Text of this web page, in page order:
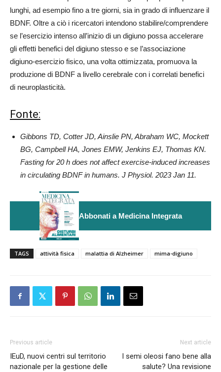
lunghi, ad esempio fino a tre giorni, sia in grado di influenzare il
BDNF. Oltre a ciò i ricercatori intendono stabilire/comprendere
se l’esercizio intenso all’inizio di un digiuno possa accelerare
gli effetti benefici del digiuno stesso e se l’associazione
digiuno-esercizio fisico, una volta ottimizzata, promuova la
produzione di BDNF a livello cerebrale con i correlati benefici
di neuroplasticità.
Fonte:
Gibbons TD, Cotter JD, Ainslie PN, Abraham WC, Mockett
BG, Campbell HA, Jones EMW, Jenkins EJ, Thomas KN.
Fasting for 20 h does not affect exercise-induced increases
in circulating BDNF in humans. J Physiol. 2023 Jan 11.
Abbonati a Medicina Integrata
TAGS attività fisica malattia di Alzheimer mima-digiuno
Previous article
IEuD, nuovi centri sul territorio
nazionale per la gestione delle
Next article
I semi oleosi fano bene alla
salute? Una revisione